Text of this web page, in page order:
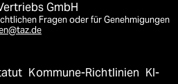
GmbH
Fragen oder für Genehmigungen
Kommune-Richtlinien KI-